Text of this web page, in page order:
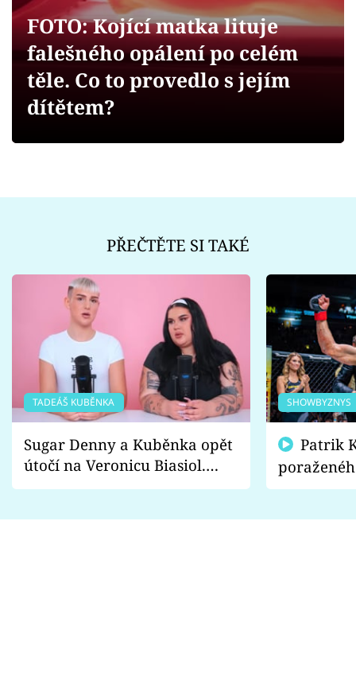
Videa
Sledujte prima+
FOTO: Kojící matka lituje
falešného opálení po celém
těle. Co to provedlo s jejím
dítětem?
PŘEČTĚTE SI TAKÉ
TADEÁŠ KUBĚNKA
Sugar Denny a Kuběnka opět
útočí na Veronicu Biasiol.
Proč je podle nich falešná a
SHOWBYZNYS
fanoušci